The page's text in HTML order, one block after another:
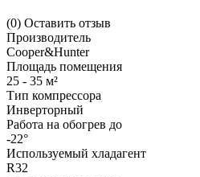
(0) Оставить отзыв
Производитель
Cooper&Hunter
Площадь помещения
25 - 35 м²
Тип компрессора
Инверторный
Работа на обогрев до
-22°
Используемый хладагент
R32